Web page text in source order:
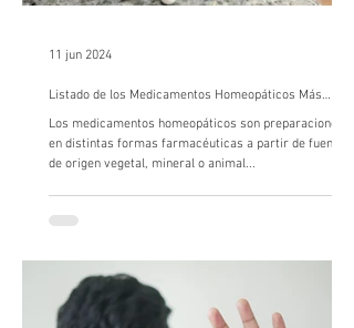
Listado de los Medicamentos Homeopáticos Más
Los medicamentos homeopáticos son preparaciones
en distintas formas farmacéuticas a partir de fuentes
de origen vegetal, mineral o animal...
11 jun 2024